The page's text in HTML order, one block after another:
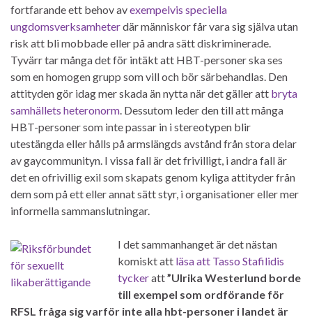
fortfarande ett behov avexempelvis speciella
ungdomsverksamheterdär människor får vara sig själva utan
risk att bli mobbade eller på andra sätt diskriminerade.
Tyvärr tar många det för intäkt att HBT-personer ska ses
som en homogen grupp som vill och bör särbehandlas. Den
attityden gör idag mer skada än nytta när det gäller att bryta
samhällets heteronorm. Dessutom leder den till att många
HBT-personer som inte passar in i stereotypen blir
utestängda eller hålls på armslängds avstånd från stora delar
av gaycommunityn. I vissa fall är det frivilligt, i andra fall är
det en ofrivillig exil som skapats genom kyliga attityder från
dem som på ett eller annat sätt styr, i organisationer eller mer
informella sammanslutningar.
I det sammanhanget är det nästan
komiskt att läsa att Tasso Stafilidis
tyckeratt”Ulrika Westerlund borde
till exempel som ordförande för
RFSL fråga sig varför inte alla hbt-personer i landet är